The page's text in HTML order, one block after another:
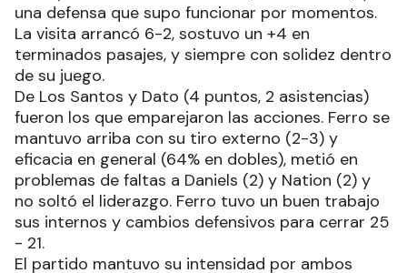
una defensa que supo funcionar por momentos.
La visita arrancó 6-2, sostuvo un +4 en
terminados pasajes, y siempre con solidez dentro
de su juego.
De Los Santos y Dato (4 puntos, 2 asistencias)
fueron los que emparejaron las acciones. Ferro se
mantuvo arriba con su tiro externo (2-3) y
eficacia en general (64% en dobles), metió en
problemas de faltas a Daniels (2) y Nation (2) y
no soltó el liderazgo. Ferro tuvo un buen trabajo
sus internos y cambios defensivos para cerrar 25
- 21.
El partido mantuvo su intensidad por ambos